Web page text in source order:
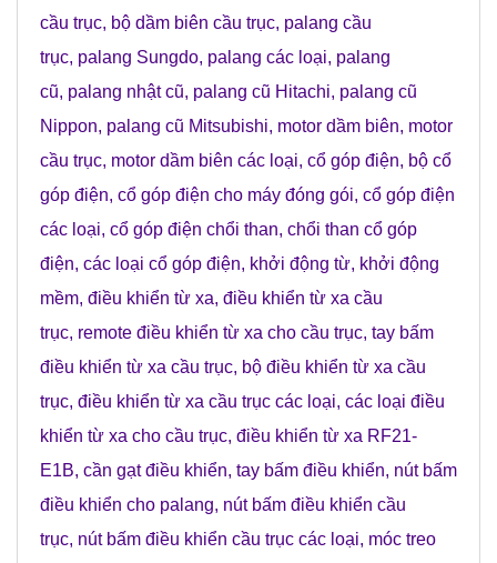
cầu trục, bộ dầm biên cầu trục, palang cầu
trục, palang Sungdo, palang các loại, palang
cũ, palang nhật cũ, palang cũ Hitachi, palang cũ
Nippon, palang cũ Mitsubishi, motor dầm biên, motor
cầu trục, motor dầm biên các loại, cổ góp điện, bộ cổ
góp điện, cổ góp điện cho máy đóng gói, cổ góp điện
các loại, cổ góp điện chổi than, chổi than cổ góp
điện, các loại cổ góp điện, khởi động từ, khởi động
mềm, điều khiển từ xa, điều khiển từ xa cầu
trục, remote điều khiển từ xa cho cầu trục, tay bấm
điều khiển từ xa cầu trục, bộ điều khiển từ xa cầu
trục, điều khiển từ xa cầu trục các loại, các loại điều
khiển từ xa cho cầu trục, điều khiển từ xa RF21-
E1B, cần gạt điều khiển, tay bấm điều khiển, nút bấm
điều khiển cho palang, nút bấm điều khiển cầu
trục, nút bấm điều khiển cầu trục các loại, móc treo